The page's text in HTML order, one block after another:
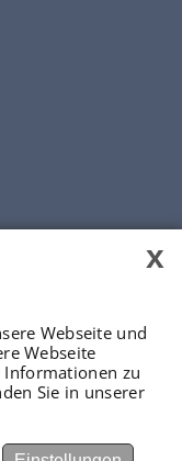
x
Webseite und
Webseite
zu
Sie in unserer